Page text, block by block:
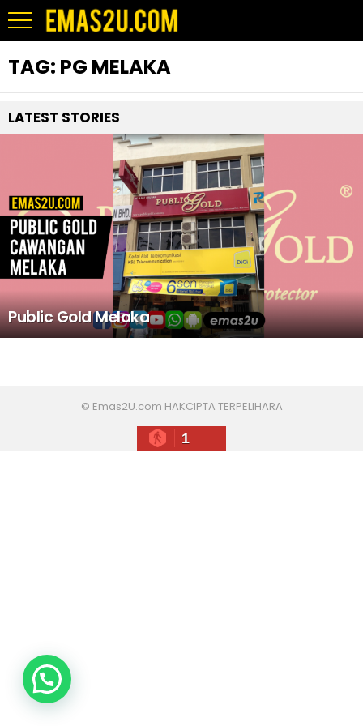
TAG: PG MELAKA
LATEST STORIES
Public Gold Melaka
© Emas2U.com HAKCIPTA TERPELIHARA
1